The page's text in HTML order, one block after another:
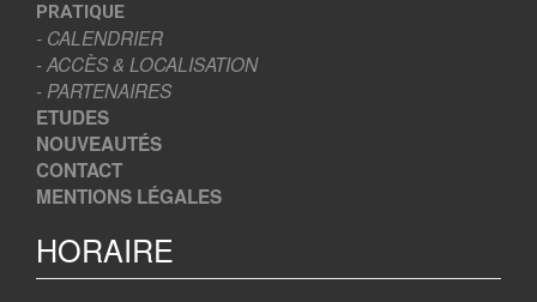
PRATIQUE
- CALENDRIER
- ACCÈS & LOCALISATION
- PARTENAIRES
ETUDES
NOUVEAUTÉS
CONTACT
MENTIONS LÉGALES
HORAIRE